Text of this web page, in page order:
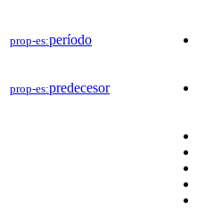
prop-es:período
prop-es:predecesor